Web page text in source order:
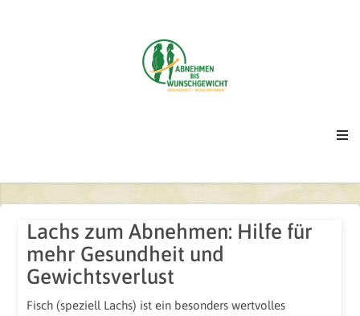
Lachs zum Abnehmen: Hilfe für
mehr Gesundheit und
Gewichtsverlust
Fisch (speziell Lachs) ist ein besonders wertvolles